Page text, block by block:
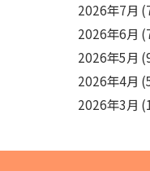
2026年7月
2026年6月
2026年5月
2026年4月
2026年3月